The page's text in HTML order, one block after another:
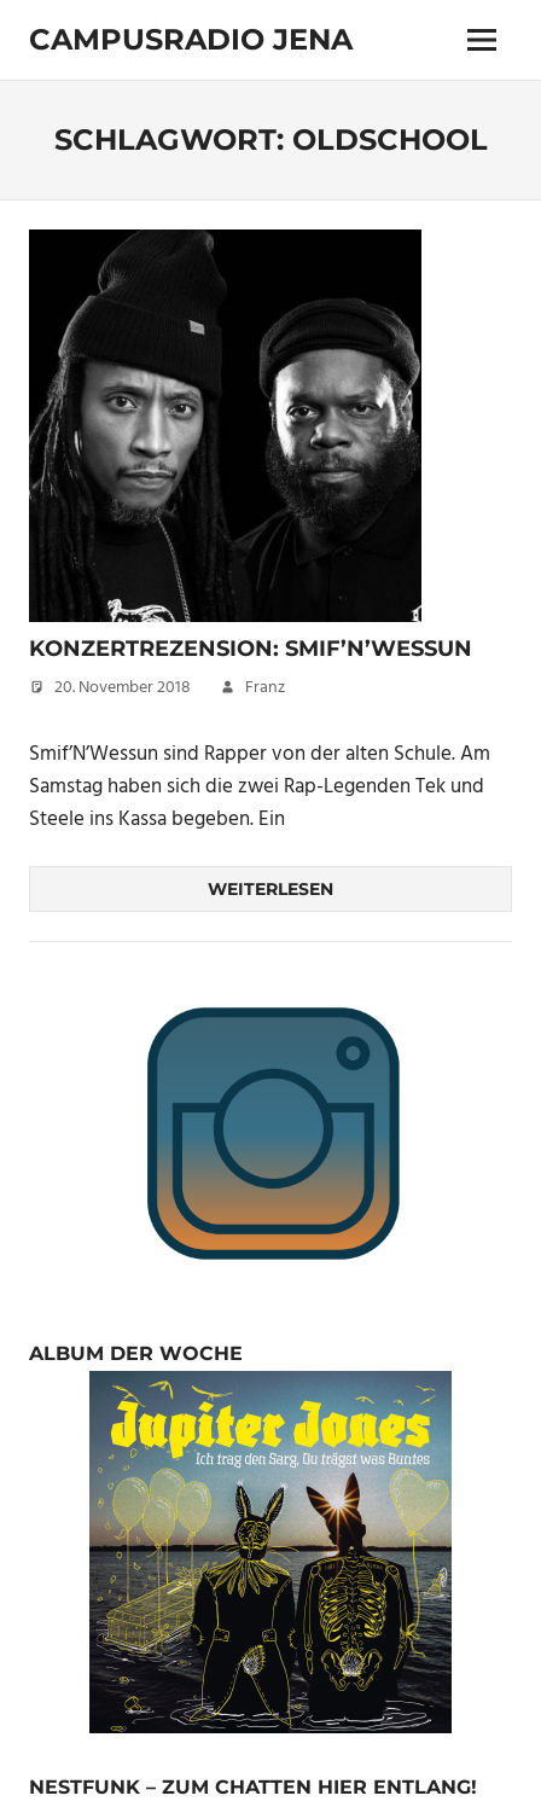
Inhalt
springen
CAMPUSRADIO JENA
103.4
Menü
SCHLAGWORT: OLDSCHOOL
KONZERTREZENSION: SMIF’N’WESSUN
20. November 2018 Franz
Smif’N’Wessun sind Rapper von der alten Schule. Am
Samstag haben sich die zwei Rap-Legenden Tek und
Steele ins Kassa begeben. Ein
WEITERLESEN
ALBUM DER WOCHE
NESTFUNK – ZUM CHATTEN HIER ENTLANG!